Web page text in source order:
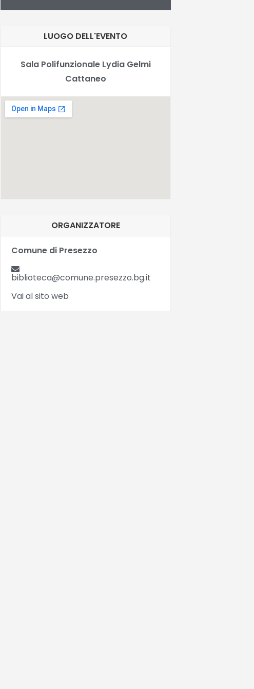
LUOGO DELL'EVENTO
Sala Polifunzionale Lydia Gelmi
Cattaneo
ORGANIZZATORE
Comune di Presezzo
biblioteca@comune.presezzo.bg.it
Vai al sito web